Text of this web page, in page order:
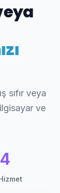
sıfır veya
ve